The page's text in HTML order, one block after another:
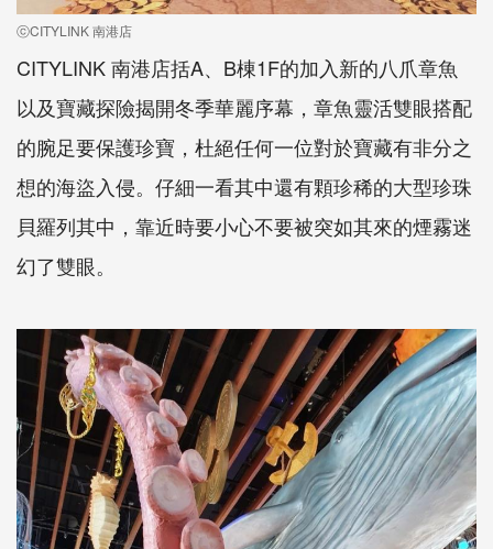
ⓒCITYLINK 南港店
CITYLINK 南港店括A、B棟1F的加入新的八爪章魚
以及寶藏探險揭開冬季華麗序幕，章魚靈活雙眼搭配
的腕足要保護珍寶，杜絕任何一位對於寶藏有非分之
想的海盜入侵。仔細一看其中還有顆珍稀的大型珍珠
貝羅列其中，靠近時要小心不要被突如其來的煙霧迷
幻了雙眼。